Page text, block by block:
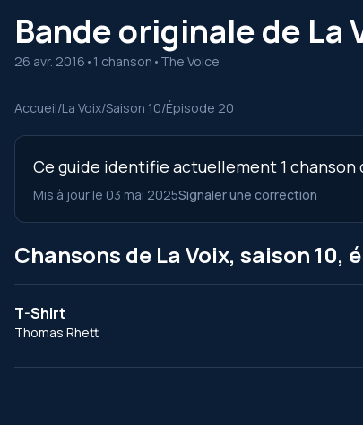
Bande originale de La
26 avr. 2016 • 1 chanson • The Voice
Accueil/La Voix/Saison 10/Épisode 20
Ce guide identifie actuellement 1 chanson
Mis à jour le 03 mai 2025Signaler une correction
Chansons de La Voix, saison 10,
T-Shirt
Thomas Rhett